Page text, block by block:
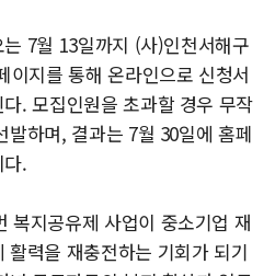
7월 13일까지 (사)인천서해구
이지를 통해 온라인으로 신청서
. 모집인원을 초과할 경우 무작
발하며, 결과는 7월 30일에 홈페
.
복지공유제 사업이 중소기업 재
력을 재충전하는 기회가 되기